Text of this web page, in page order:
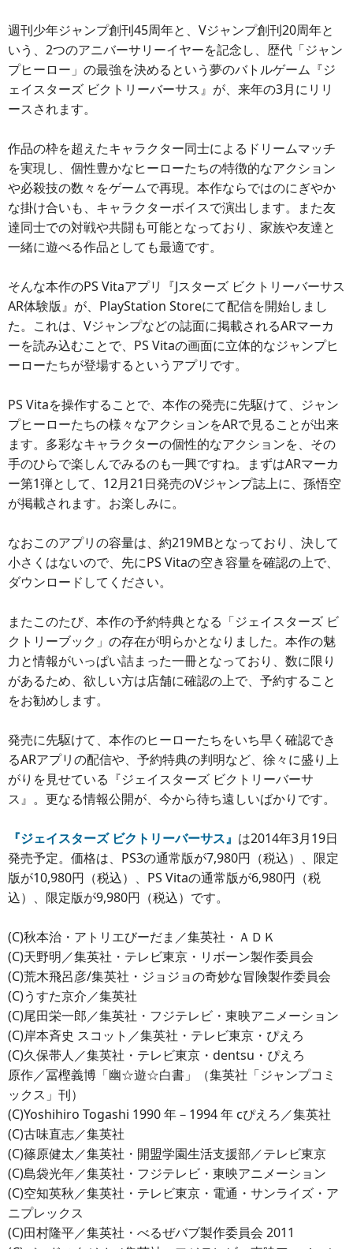
週刊少年ジャンプ創刊45周年と、Vジャンプ創刊20周年と
いう、2つのアニバーサリーイヤーを記念し、歴代「ジャン
プヒーロー」の最強を決めるという夢のバトルゲーム『ジ
ェイスターズ ビクトリーバーサス』が、来年の3月にリリ
ースされます。
作品の枠を超えたキャラクター同士によるドリームマッチ
を実現し、個性豊かなヒーローたちの特徴的なアクション
や必殺技の数々をゲームで再現。本作ならではのにぎやか
な掛け合いも、キャラクターボイスで演出します。また友
達同士での対戦や共闘も可能となっており、家族や友達と
一緒に遊べる作品としても最適です。
そんな本作のPS Vitaアプリ『Jスターズ ビクトリーバーサス
AR体験版』が、PlayStation Storeにて配信を開始しまし
た。これは、Vジャンプなどの誌面に掲載されるARマーカ
ーを読み込むことで、PS Vitaの画面に立体的なジャンプヒ
ーローたちが登場するというアプリです。
PS Vitaを操作することで、本作の発売に先駆けて、ジャン
プヒーローたちの様々なアクションをARで見ることが出来
ます。多彩なキャラクターの個性的なアクションを、その
手のひらで楽しんでみるのも一興ですね。まずはARマーカ
ー第1弾として、12月21日発売のVジャンプ誌上に、孫悟空
が掲載されます。お楽しみに。
なおこのアプリの容量は、約219MBとなっており、決して
小さくはないので、先にPS Vitaの空き容量を確認の上で、
ダウンロードしてください。
またこのたび、本作の予約特典となる「ジェイスターズ ビ
クトリーブック」の存在が明らかとなりました。本作の魅
力と情報がいっぱい詰まった一冊となっており、数に限り
があるため、欲しい方は店舗に確認の上で、予約すること
をお勧めします。
発売に先駆けて、本作のヒーローたちをいち早く確認でき
るARアプリの配信や、予約特典の判明など、徐々に盛り上
がりを見せている『ジェイスターズ ビクトリーバーサ
ス』。更なる情報公開が、今から待ち遠しいばかりです。
『ジェイスターズ ビクトリーバーサス』 は2014年3月19日
発売予定。価格は、PS3の通常版が7,980円（税込）、限定
版が10,980円（税込）、PS Vitaの通常版が6,980円（税
込）、限定版が9,980円（税込）です。
(C)秋本治・アトリエびーだま／集英社・ＡＤＫ
(C)天野明／集英社・テレビ東京・リボーン製作委員会
(C)荒木飛呂彦/集英社・ジョジョの奇妙な冒険製作委員会
(C)うすた京介／集英社
(C)尾田栄一郎／集英社・フジテレビ・東映アニメーション
(C)岸本斉史 スコット／集英社・テレビ東京・ぴえろ
(C)久保帯人／集英社・テレビ東京・dentsu・ぴえろ
原作／冨樫義博「幽☆遊☆白書」（集英社「ジャンプコミ
ックス」刊）
(C)Yoshihiro Togashi 1990 年－1994 年 cぴえろ／集英社
(C)古味直志／集英社
(C)篠原健太／集英社・開盟学園生活支援部／テレビ東京
(C)島袋光年／集英社・フジテレビ・東映アニメーション
(C)空知英秋／集英社・テレビ東京・電通・サンライズ・ア
ニプレックス
(C)田村隆平／集英社・べるぜバブ製作委員会 2011